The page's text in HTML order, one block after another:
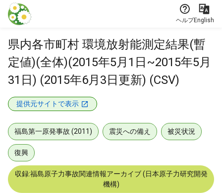
本文に飛ぶ
ヘルプEnglish
県内各市町村 環境放射能測定結果(暫
定値)(全体)(2015年5月1日~2015年5月
31日) (2015年6月3日更新) (CSV)
提供元サイトで表示
福島第一原発事故 (2011) 震災への備え 被災状況
復興
収録:福島原子力事故関連情報アーカイブ (日本原子力研究開発
機構)